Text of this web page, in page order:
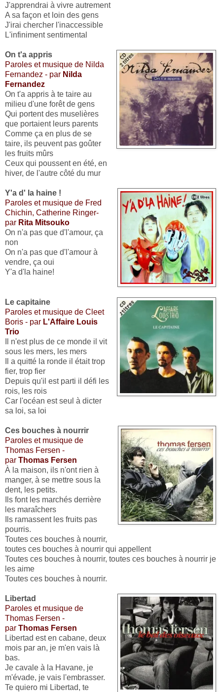
J'apprendrai à vivre autrement
A sa façon et loin des gens
J'irai chercher l'inaccessible
L'infiniment sentimental
On t'a appris
Paroles et musique de Nilda
Fernandez - par Nilda
Fernandez
On t'a appris à te taire au
milieu d'une forêt de gens
Qui portent des muselières
que portaient leurs parents
Comme ça en plus de se
taire, ils peuvent pas goûter
les fruits mûrs
Ceux qui poussent en été, en
hiver, de l'autre côté du mur
Y'a d' la haine !
Paroles et musique de Fred
Chichin, Catherine Ringer-
par Rita Mitsouko
On n'a pas que d'l'amour, ça
non
On n'a pas que d'l'amour à
vendre, ça oui
Y'a d'la haine!
Le capitaine
Paroles et musique de Cleet
Boris - par L'Affaire Louis
Trio
Il n'est plus de ce monde il vit
sous les mers, les mers
Il a quitté la ronde il était trop
fier, trop fier
Depuis qu'il est parti il défi les
rois, les rois
Car l'océan est seul à dicter
sa loi, sa loi
Ces bouches à nourrir
Paroles et musique de
Thomas Fersen -
par Thomas Fersen
À la maison, ils n'ont rien à
manger, à se mettre sous la
dent, les petits.
Ils font les marchés derrière
les maraîchers
Ils ramassent les fruits pas
pourris.
Toutes ces bouches à nourrir,
toutes ces bouches à nourrir qui appellent
Toutes ces bouches à nourrir, toutes ces bouches à nourrir je
les aime
Toutes ces bouches à nourrir.
Libertad
Paroles et musique de
Thomas Fersen -
par Thomas Fersen
Libertad est en cabane, deux
mois par an, je m'en vais là
bas.
Je cavale à la Havane, je
m'évade, je vais l'embrasser.
Te quiero mi Libertad, te